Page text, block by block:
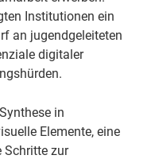
Institutionen ein
an jugendgeleiteten
digitaler
in
Elemente, eine
Schritte zur